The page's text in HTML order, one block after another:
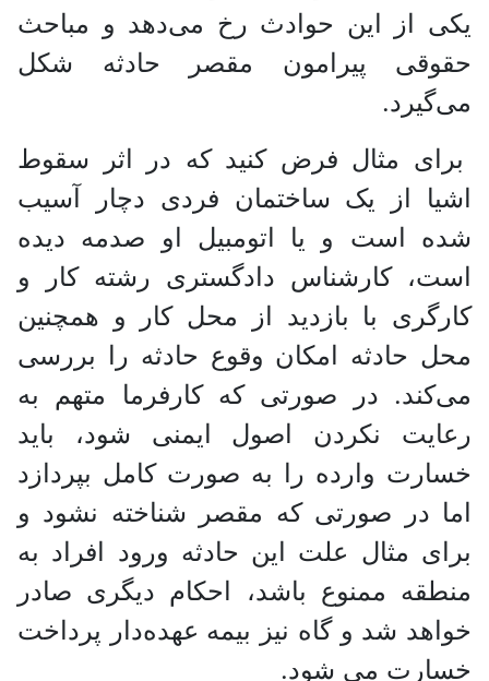
یکی از این حوادث رخ می‌دهد و مباحث
حقوقی پیرامون مقصر حادثه شکل
می‌گیرد.
برای مثال فرض کنید که در اثر سقوط
اشیا از یک ساختمان فردی دچار آسیب
شده است و یا اتومبیل او صدمه دیده
است، کارشناس دادگستری رشته کار و
کارگری با بازدید از محل کار و همچنین
محل حادثه امکان وقوع حادثه را بررسی
می‌کند. در صورتی که کارفرما متهم به
رعایت نکردن اصول ایمنی شود، باید
خسارت وارده را به صورت کامل بپردازد
اما در صورتی که مقصر شناخته نشود و
برای مثال علت این حادثه ورود افراد به
منطقه ممنوع باشد، احکام دیگری صادر
خواهد شد و گاه نیز بیمه عهده‌دار پرداخت
خسارت می شود.